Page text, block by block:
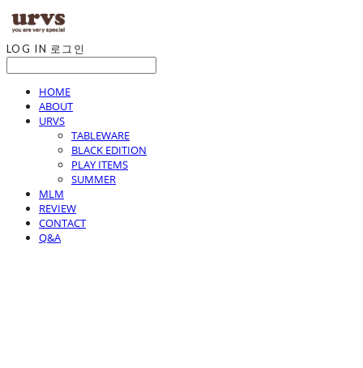
LOG IN 로그인
HOME
ABOUT
URVS
TABLEWARE
BLACK EDITION
PLAY ITEMS
SUMMER
MLM
REVIEW
CONTACT
Q&A